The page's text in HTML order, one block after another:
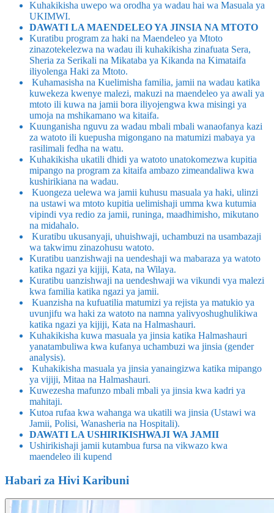
Kuhakikisha uwepo wa orodha ya wadau hai wa Masuala ya
UKIMWI.
DAWATI LA MAENDELEO YA JINSIA NA MTOTO
Kuratibu program za haki na Maendeleo ya Mtoto
zinazotekelezwa na wadau ili kuhakikisha zinafuata Sera,
Sheria za Serikali na Mikataba ya Kikanda na Kimataifa
iliyolenga Haki za Mtoto.
Kuhamasisha na Kuelimisha familia, jamii na wadau katika
kuwekeza kwenye malezi, makuzi na maendeleo ya awali ya
mtoto ili kuwa na jamii bora iliyojengwa kwa misingi ya
umoja na mshikamano wa kitaifa.
Kuunganisha nguvu za wadau mbali mbali wanaofanya kazi
za watoto ili kuepusha migongano na matumizi mabaya ya
rasilimali fedha na watu.
Kuhakikisha ukatili dhidi ya watoto unatokomezwa kupitia
mipango na program za kitaifa ambazo zimeandaliwa kwa
kushirikiana na wadau.
Kuongeza uelewa wa jamii kuhusu masuala ya haki, ulinzi
na ustawi wa mtoto kupitia uelimishaji umma kwa kutumia
vipindi vya redio za jamii, runinga, maadhimisho, mikutano
na midahalo.
Kuratibu ukusanyaji, uhuishwaji, uchambuzi na usambazaji
wa takwimu zinazohusu watoto.
Kuratibu uanzishwaji na uendeshaji wa mabaraza ya watoto
katika ngazi ya kijiji, Kata, na Wilaya.
Kuratibu uanzishwaji na uendeshwaji wa vikundi vya malezi
kwa familia katika ngazi ya jamii.
Kuanzisha na kufuatilia matumizi ya rejista ya matukio ya
uvunjifu wa haki za watoto na namna yalivyoshughulikiwa
katika ngazi ya kijiji, Kata na Halmashauri.
Kuhakikisha kuwa masuala ya jinsia katika Halmashauri
yanatambuliwa kwa kufanya uchambuzi wa jinsia (gender
analysis).
Kuhakikisha masuala ya jinsia yanaingizwa katika mipango
ya vijiji, Mitaa na Halmashauri.
Kuwezesha mafunzo mbali mbali ya jinsia kwa kadri ya
mahitaji.
Kutoa rufaa kwa wahanga wa ukatili wa jinsia (Ustawi wa
Jamii, Polisi, Wanasheria na Hospitali).
DAWATI LA USHIRIKISHWAJI WA JAMII
Ushirikishaji jamii kutambua fursa na vikwazo kwa
maendeleo ili kupend
Habari za Hivi Karibuni